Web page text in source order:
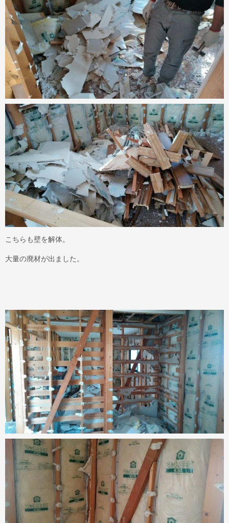
こちらも壁を解体。
大量の廃材が出ました。